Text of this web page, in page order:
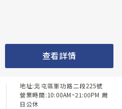
查看詳情
地址:北屯區軍功路二段225號
營業時間:10:00AM~21:00PM 周
日公休